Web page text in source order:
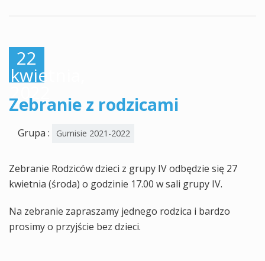
22
kwietnia,
2022
Zebranie z rodzicami
Grupa : Gumisie 2021-2022
Zebranie Rodziców dzieci z grupy IV odbędzie się 27
kwietnia (środa) o godzinie 17.00 w sali grupy IV.
Na zebranie zapraszamy jednego rodzica i bardzo
prosimy o przyjście bez dzieci.